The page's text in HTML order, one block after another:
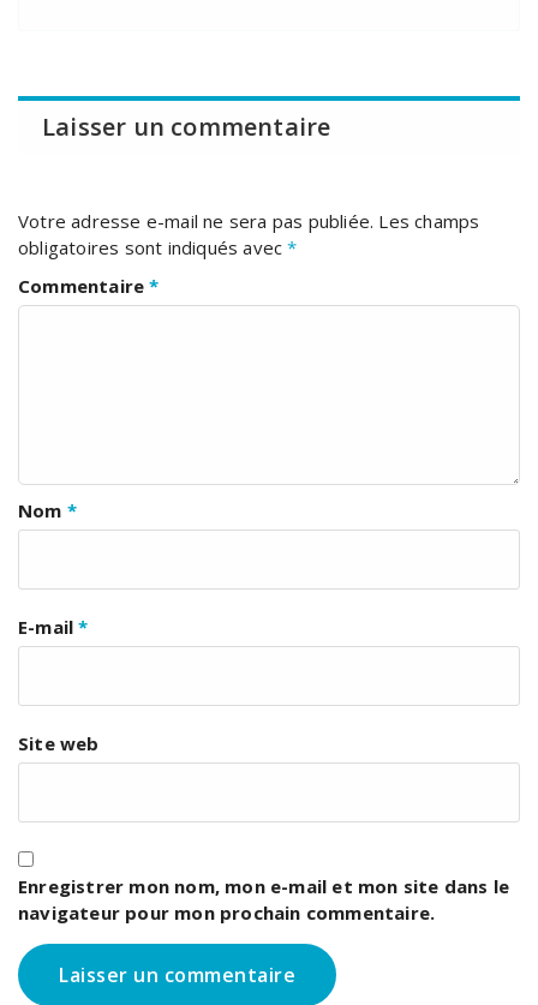
Laisser un commentaire
Votre adresse e-mail ne sera pas publiée. Les champs
obligatoires sont indiqués avec*
Commentaire*
Nom *
E-mail*
Site web
Enregistrer mon nom, mon e-mail et mon site dans le
navigateur pour mon prochain commentaire.